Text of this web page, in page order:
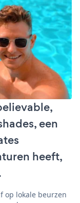
een
heeft,
op lokale beurzen